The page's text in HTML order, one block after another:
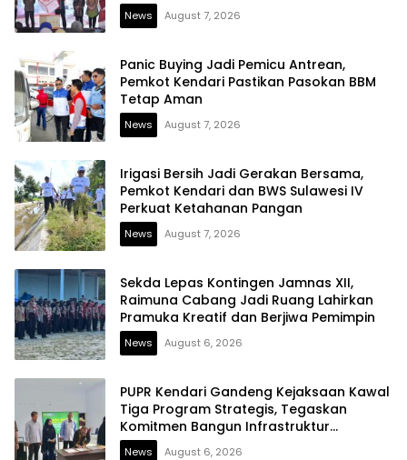
News August 7, 2026
Panic Buying Jadi Pemicu Antrean,
Pemkot Kendari Pastikan Pasokan BBM
Tetap Aman
News August 7, 2026
Irigasi Bersih Jadi Gerakan Bersama,
Pemkot Kendari dan BWS Sulawesi IV
Perkuat Ketahanan Pangan
News August 7, 2026
Sekda Lepas Kontingen Jamnas XII,
Raimuna Cabang Jadi Ruang Lahirkan
Pramuka Kreatif dan Berjiwa Pemimpin
News August 6, 2026
PUPR Kendari Gandeng Kejaksaan Kawal
Tiga Program Strategis, Tegaskan
Komitmen Bangun Infrastruktur
Berintegritas
News August 6, 2026